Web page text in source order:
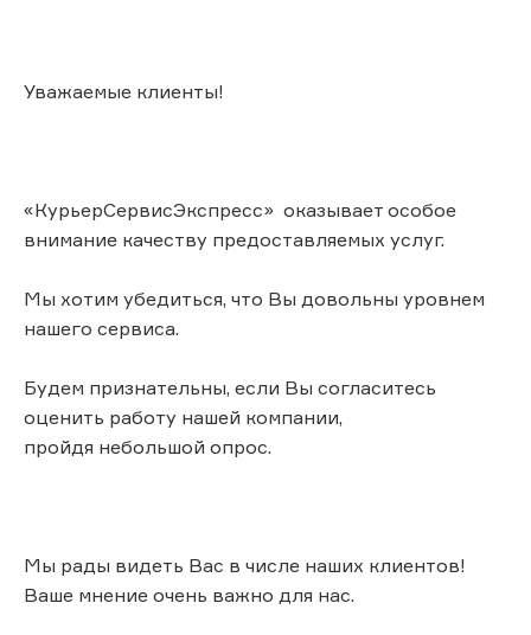
Уважаемые клиенты!
«КурьерСервисЭкспресс» оказывает особое
внимание качеству предоставляемых услуг.
Мы хотим убедиться, что Вы довольны уровнем
нашего сервиса.
Будем признательны, если Вы согласитесь
оценить работу нашей компании,
пройдя небольшой опрос.
Мы рады видеть Вас в числе наших клиентов!
Ваше мнение очень важно для нас.